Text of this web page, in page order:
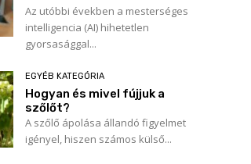
Az utóbbi években a mesterséges
intelligencia (AI) hihetetlen
gyorsasággal...
EGYÉB KATEGÓRIA
Hogyan és mivel fújjuk a
szőlőt?
A szőlő ápolása állandó figyelmet
igényel, hiszen számos külső...